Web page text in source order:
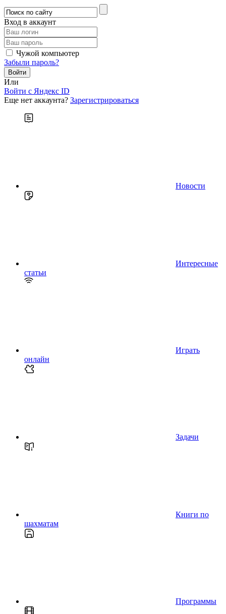
Вход в аккаунт
Чужой компьютер
Забыли пароль?
Или
Войти c Яндекс ID
Еще нет аккаунта? Зарегистрироваться
Новости
Интересные
статьи
Играть
онлайн
Задачи
Книги по
шахматам
Программы